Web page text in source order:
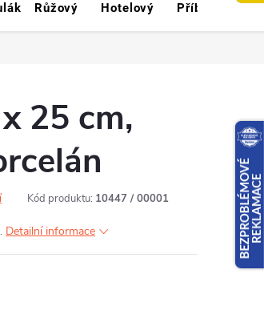
Růžový Hotelový Příbory Sklo
25 cm,
Kód produktu: 10447 / 00001
Detailní informace